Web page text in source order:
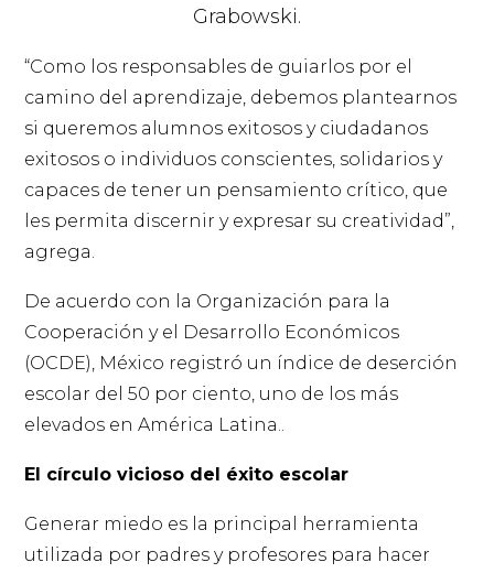
Grabowski.
“Como los responsables de guiarlos por el
camino del aprendizaje, debemos plantearnos
si queremos alumnos exitosos y ciudadanos
exitosos o individuos conscientes, solidarios y
capaces de tener un pensamiento crítico, que
les permita discernir y expresar su creatividad”,
agrega.
De acuerdo con la Organización para la
Cooperación y el Desarrollo Económicos
(OCDE), México registró un índice de deserción
escolar del 50 por ciento, uno de los más
elevados en América Latina..
El círculo vicioso del éxito escolar
Generar miedo es la principal herramienta
utilizada por padres y profesores para hacer